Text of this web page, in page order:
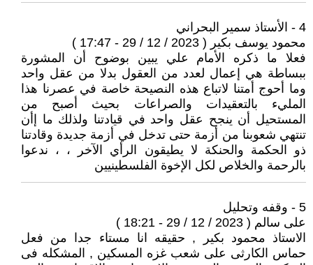
4 - الأستاذ سمير البحراني
محمود يوسف بكير ( 2023 / 12 / 29 - 17:47 )
فعلا ما ذكره الأمام علي يبين بوضوح أن المشورة
ببساطة هي إعمال لعدد من العقول بدلا من عقل واحد
وما أحوج أمتنا لاتباع هذه النصيحة خاصة في عصرنا هذا
المليء بالتعقيدات والصراعات بحيث أصبح من
المستحيل أن ينجح عقل واحد في قيادتنا ولذلك ما إأن
تنتهي شعوبنا من أزمة حتى تدخل في أزمة جديدة وقادتنا
ذو الحكمة والحنكة لا يطيقون الرأي الآخر ، ، ندعوا
بالرحمة والخلاص لكل الإخوة الفلسطينيين
5 - وقفه وتحليل
على سالم ( 2023 / 12 / 29 - 18:21 )
الاستاذ محمود بكير , حقيقه انا مستاء جدا من فعل
حماس الكارثى على شعب غزه المسكين , المشكله فى